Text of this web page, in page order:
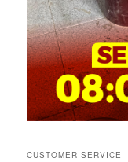
CUSTOMER SERVICE